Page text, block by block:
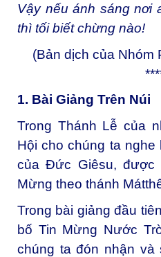
Vậy nếu ánh sáng nơi
thì tối biết chừng nào!
(Bản dịch của Nhóm
1. Bài Giảng Trên Núi
Trong Thánh Lễ của
Hội cho chúng ta nghe
của Đức Giêsu, được
Mừng theo thánh
Trong bài giảng đầu
bố Tin Mừng Nước
chúng ta đón nhận và